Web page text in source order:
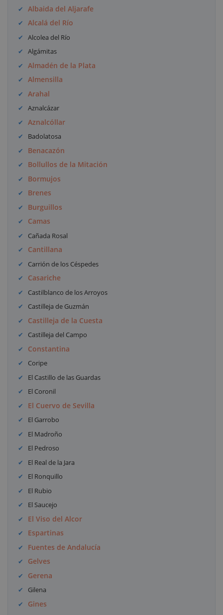
Albaida del Aljarafe
Alcalá del Río
Alcolea del Río
Algámitas
Almadén de la Plata
Almensilla
Arahal
Aznalcázar
Aznalcóllar
Badolatosa
Benacazón
Bollullos de la Mitación
Bormujos
Brenes
Burguillos
Camas
Cañada Rosal
Cantillana
Carrión de los Céspedes
Casariche
Castilblanco de los Arroyos
Castilleja de Guzmán
Castilleja de la Cuesta
Castilleja del Campo
Constantina
Coripe
El Castillo de las Guardas
El Coronil
El Cuervo de Sevilla
El Garrobo
El Madroño
El Pedroso
El Real de la Jara
El Ronquillo
El Rubio
El Saucejo
El Viso del Alcor
Espartinas
Fuentes de Andalucía
Gelves
Gerena
Gilena
Gines